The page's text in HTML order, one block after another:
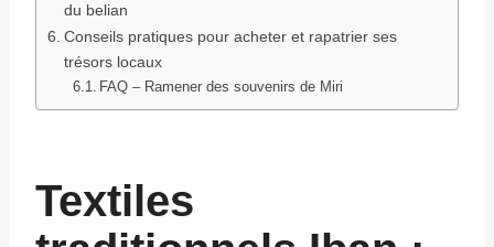
du belian
Conseils pratiques pour acheter et rapatrier ses
trésors locaux
FAQ – Ramener des souvenirs de Miri
Textiles